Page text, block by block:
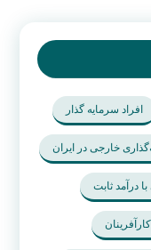
افراد سرمایه گذار
خارجی در ایران
درآمد ثابت